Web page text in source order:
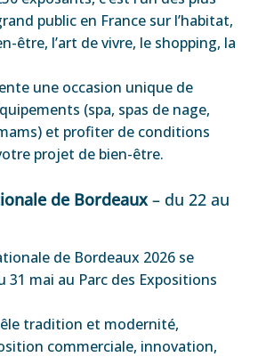
public en France sur l’habitat,
être, l’art de vivre, le shopping, la
une occasion unique de
(spa, spas de nage,
et profiter de conditions
projet de bien-être.
de Bordeaux– du 22 au
de Bordeaux 2026 se
31 mai au Parc des Expositions
tradition et modernité,
commerciale, innovation,